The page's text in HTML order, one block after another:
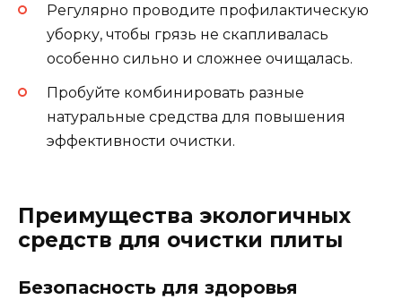
Регулярно проводите профилактическую
уборку, чтобы грязь не скапливалась
особенно сильно и сложнее очищалась.
Пробуйте комбинировать разные
натуральные средства для повышения
эффективности очистки.
Преимущества экологичных
средств для очистки плиты
Безопасность для здоровья